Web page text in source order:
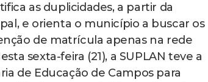
as duplicidades, a partir da
e orienta o município a buscar os
de matrícula apenas na rede
sexta-feira (21), a SUPLAN teve a
de Educação de Campos para